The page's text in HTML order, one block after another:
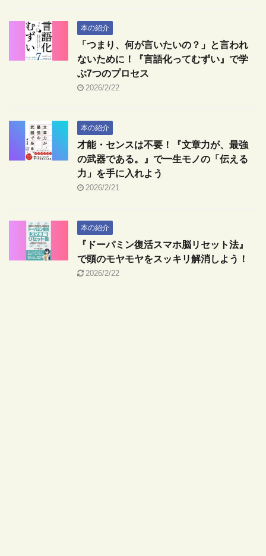
本の紹介
「つまり、何が言いたいの？」と言われ
ないために！『言語化ってむずい』で学
ぶ7つのプロセス
2026/2/22
本の紹介
才能・センスは不要！『文章力が、最強
の武器である。』で一生モノの「伝える
力」を手に入れよう
2026/2/21
本の紹介
『ドーパミン復活スマホ脳リセット法』
で頭のモヤモヤをスッキリ解消しよう！
2026/2/22